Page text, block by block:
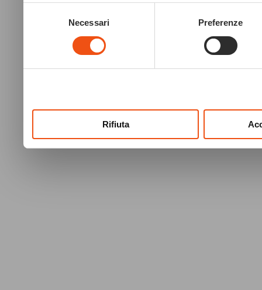
con altre informazioni
raccolto dal tuo utilizzo
Necessari Preferenze
Rifiuta